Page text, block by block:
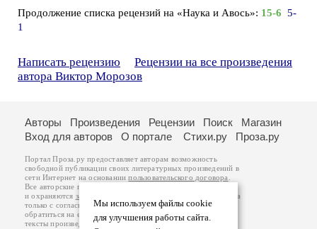
Продолжение списка рецензий на «Наука и Авось»: 15-6 5-
1
Написать рецензию
Рецензии на все произведения
автора Виктор Морозов
Мы используем файлы cookie
для улучшения работы сайта.
Авторы Произведения Рецензии Поиск
Магазин
Вход для авторов
О портале Стихи.ру Проза.ру
Портал Проза.ру предоставляет авторам возможность
свободной публикации своих литературных произведений в
сети Интернет на основаниипользовательского договора
Все авторские права на произведения принадлежат авторам
и охраняются законом
. Перепечатка произведений возможна
только с согласия его автора, к которому вы можете
обратиться на его авторской странице. Ответственность за
тексты произведений авторы несут самостоятельно на